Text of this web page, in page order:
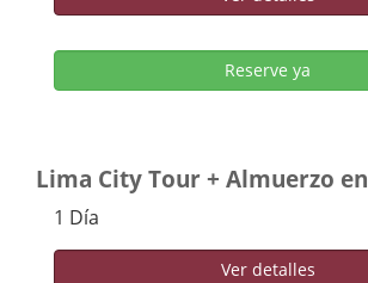
Reserve ya
Lima City Tour + Almuerzo
1 Día
Ver detalles